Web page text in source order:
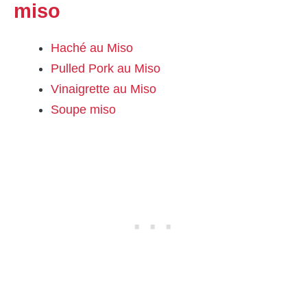
miso
Haché au Miso
Pulled Pork au Miso
Vinaigrette au Miso
Soupe miso